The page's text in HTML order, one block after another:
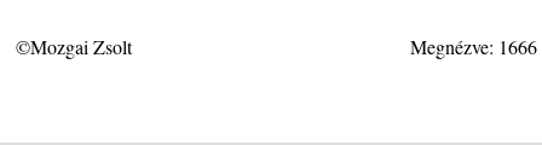
©Mozgai Zsolt Megnézve: